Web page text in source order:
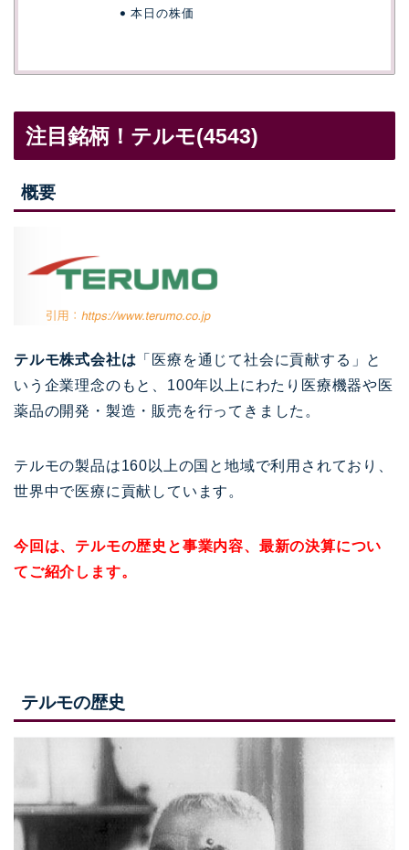
本日の株価
注目銘柄！テルモ(4543)
概要
テルモ株式会社は 「医療を通じて社会に貢献する」と
いう企業理念のもと、100年以上にわたり医療機器や医
薬品の開発・製造・販売を行ってきました。
テルモの製品は160以上の国と地域で利用されており、
世界中で医療に貢献しています。
今回は、テルモの歴史と事業内容、最新の決算につい
てご紹介します。
テルモの歴史